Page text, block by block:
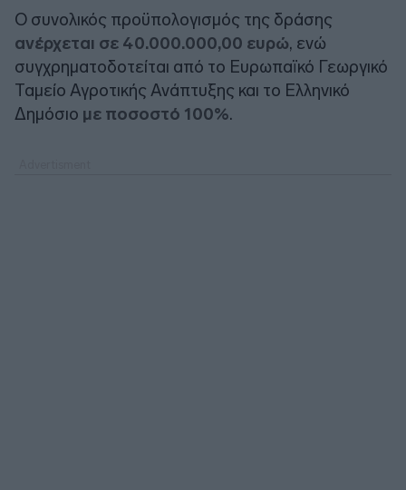
Ο συνολικός προϋπολογισμός της δράσης
ανέρχεται σε 40.000.000,00 ευρώ, ενώ
συγχρηματοδοτείται από το Ευρωπαϊκό Γεωργικό
Ταμείο Αγροτικής Ανάπτυξης και το Ελληνικό
Δημόσιο με ποσοστό 100%.